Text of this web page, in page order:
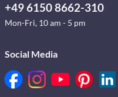
+49 6150 8662-310
Mon-Fri, 10 am - 5 pm
Social Media